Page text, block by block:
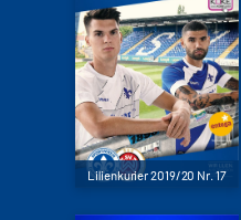
Lilienkurier 2019/20 Nr. 17